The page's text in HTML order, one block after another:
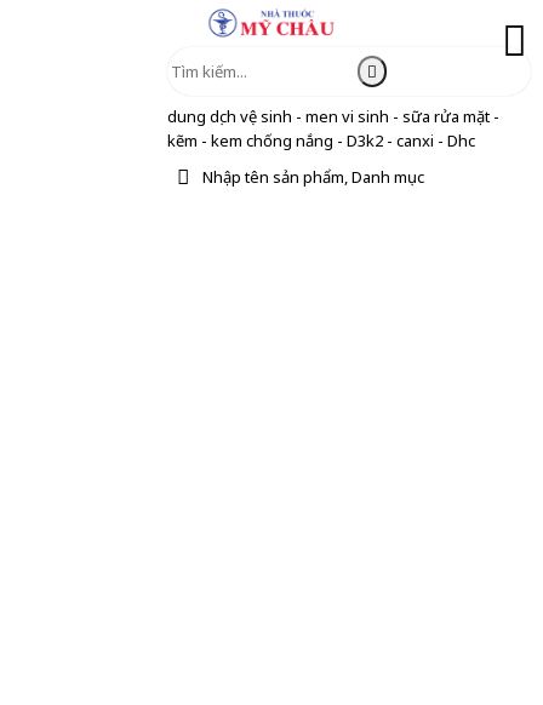
dung dịch vệ sinh - men vi sinh - sữa rửa mặt -
kẽm - kem chống nắng - D3k2 - canxi - Dhc
Nhập tên sản phẩm, Danh mục